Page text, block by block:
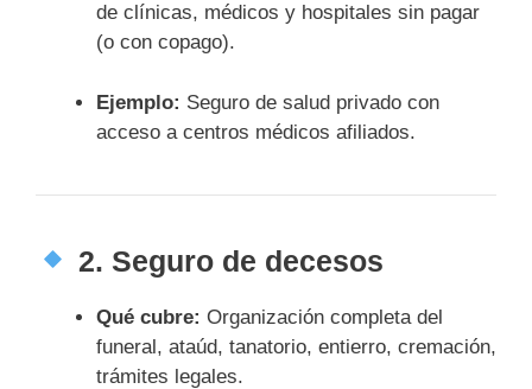
de clínicas, médicos y hospitales sin pagar
(o con copago).
Ejemplo: Seguro de salud privado con
acceso a centros médicos afiliados.
2. Seguro de decesos
Qué cubre: Organización completa del
funeral, ataúd, tanatorio, entierro, cremación,
trámites legales.